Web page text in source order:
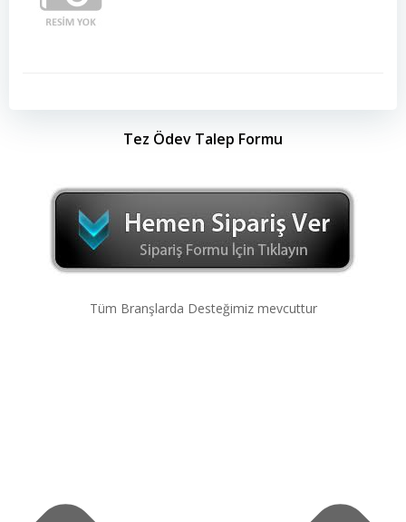
Tez Ödev Talep Formu
Tüm Branşlarda Desteğimiz mevcuttur